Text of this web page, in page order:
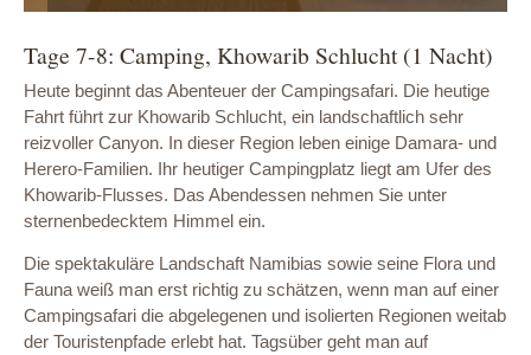
Tage 7-8: Camping, Khowarib Schlucht (1 Nacht)
Heute beginnt das Abenteuer der Campingsafari. Die heutige
Fahrt führt zur Khowarib Schlucht, ein landschaftlich sehr
reizvoller Canyon. In dieser Region leben einige Damara- und
Herero-Familien. Ihr heutiger Campingplatz liegt am Ufer des
Khowarib-Flusses. Das Abendessen nehmen Sie unter
sternenbedecktem Himmel ein.
Die spektakuläre Landschaft Namibias sowie seine Flora und
Fauna weiß man erst richtig zu schätzen, wenn man auf einer
Campingsafari die abgelegenen und isolierten Regionen weitab
der Touristenpfade erlebt hat. Tagsüber geht man auf